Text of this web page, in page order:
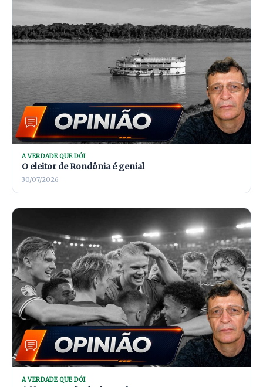
A VERDADE QUE DÓI
O eleitor de Rondônia é genial
30/07/2026
A VERDADE QUE DÓI